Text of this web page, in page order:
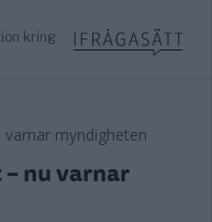
nu varnar